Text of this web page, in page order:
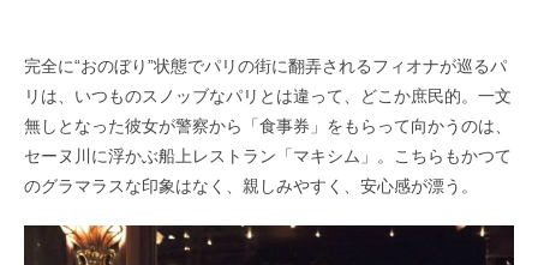
完全に“おのぼり”状態でパリの街に翻弄されるフィオナが巡るパ
リは、いつものスノッブなパリとは違って、どこか庶民的。一文
無しとなった彼女が警察から「食事券」をもらって向かうのは、
セーヌ川に浮かぶ船上レストラン「マキシム」。こちらもかつて
のグラマラスな印象はなく、親しみやすく、安心感が漂う。